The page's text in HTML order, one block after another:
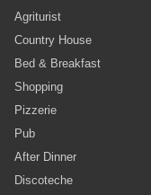
Agriturist
Country House
Bed & Breakfast
Shopping
Pizzerie
Pub
After Dinner
Discoteche